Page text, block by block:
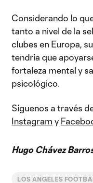
Considerando lo
tanto a nivel de la
clubes en Europa,
tendría que
fortaleza mental y
psicológico.
Síguenos a través
Instagram y
Hugo Chávez
LOS ANGELES